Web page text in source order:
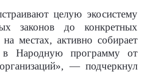
целую экосистему
законов до конкретных
местах, активно собирает
в Народную программу от
— подчеркнул